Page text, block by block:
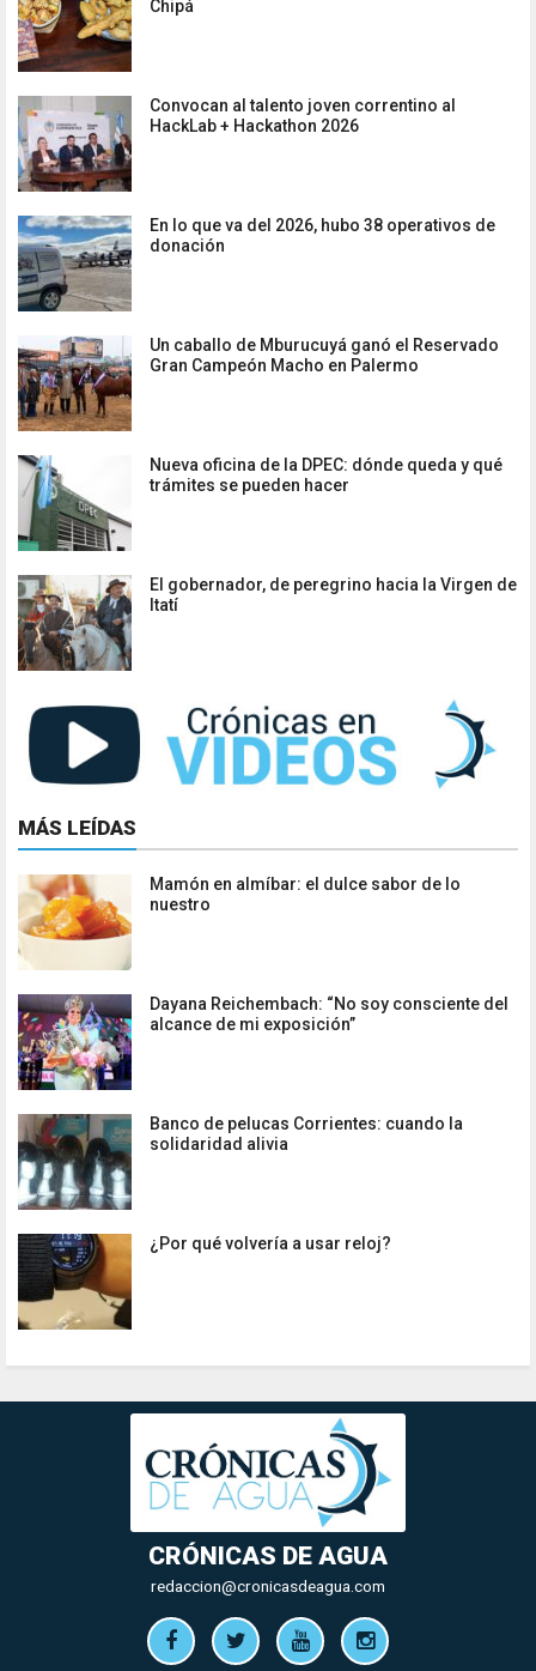
Chipá
Convocan al talento joven correntino al
HackLab + Hackathon 2026
En lo que va del 2026, hubo 38 operativos de
donación
Un caballo de Mburucuyá ganó el Reservado
Gran Campeón Macho en Palermo
Nueva oficina de la DPEC: dónde queda y qué
trámites se pueden hacer
El gobernador, de peregrino hacia la Virgen de
Itatí
MÁS LEÍDAS
Mamón en almíbar: el dulce sabor de lo
nuestro
Dayana Reichembach: “No soy consciente del
alcance de mi exposición”
Banco de pelucas Corrientes: cuando la
solidaridad alivia
¿Por qué volvería a usar reloj?
CRÓNICAS DE AGUA
redaccion@cronicasdeagua.com